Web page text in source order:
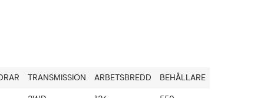
TRANSMISSION ARBETSBREDD BEHÅLLARE